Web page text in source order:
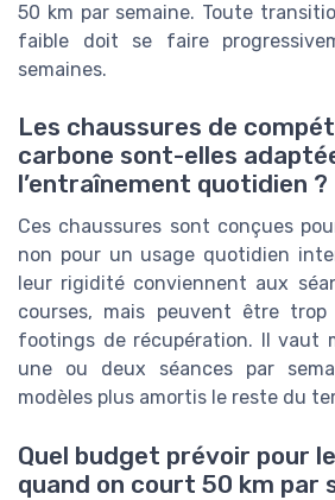
50 km par semaine. Toute
faible doit se faire
semaines.
Les chaussures de
carbone sont-elles
l’entraînement quotidien ?
Ces chaussures sont conçues
non pour un usage quotidien
leur rigidité conviennent aux
courses, mais peuvent être
footings de récupération. Il vaut
une ou deux séances par
modèles plus amortis le reste du
Quel budget prévoir pour
quand on court 50 km par